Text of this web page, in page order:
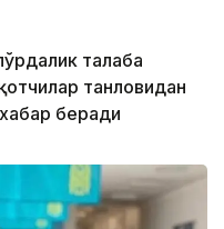
талаба
танловидан
беради